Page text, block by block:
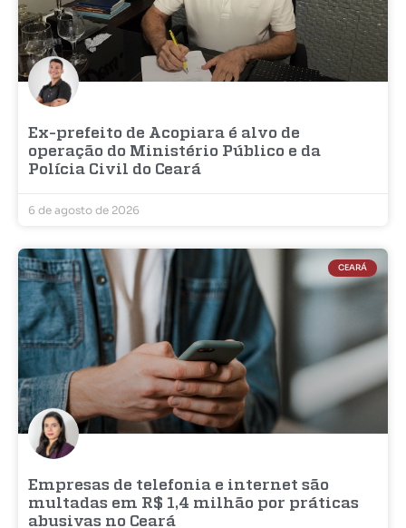
Ex-prefeito de Acopiara é alvo de
operação do Ministério Público e da
Polícia Civil do Ceará
6 de agosto de 2026
CEARÁ
Empresas de telefonia e internet são
multadas em R$ 1,4 milhão por práticas
abusivas no Ceará